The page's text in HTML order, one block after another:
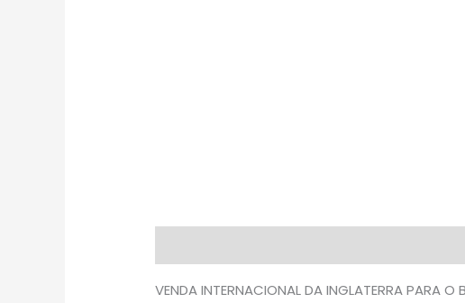
VENDA INTERNACIONAL DA INGLATERRA PARA O